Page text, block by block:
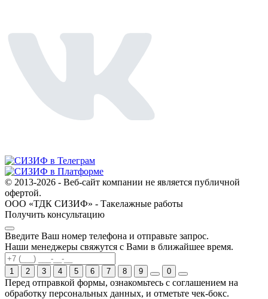
© 2013-2026 - Веб-сайт компании не является публичной
офертой.
ООО «ТДК СИЗИФ» - Такелажные работы
Получить консультацию
Введите Ваш номер телефона и отправьте запрос.
Наши менеджеры свяжутся с Вами в ближайшее время.
1 2 3 4 5 6 7 8 9 0
Перед отправкой формы, ознакомьтесь с соглашением на
обработку персональных данных, и отметьте чек-бокс.